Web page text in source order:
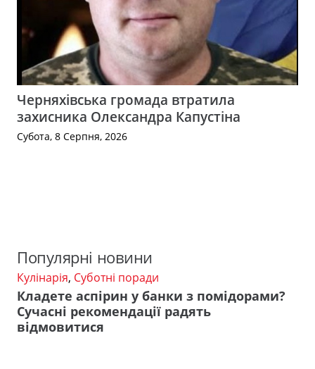
Черняхівська громада втратила
захисника Олександра Капустіна
Субота, 8 Серпня, 2026
Популярні новини
Кулінарія, Суботні поради
Кладете аспірин у банки з помідорами?
Сучасні рекомендації радять
відмовитися